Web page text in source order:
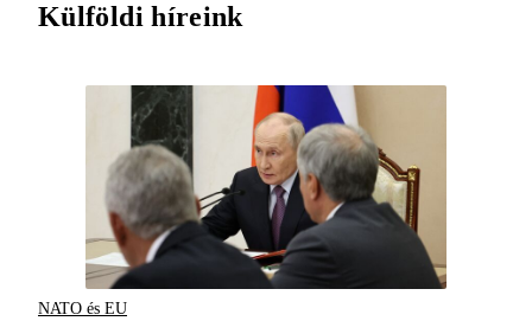
Külföldi híreink
NATO és EU